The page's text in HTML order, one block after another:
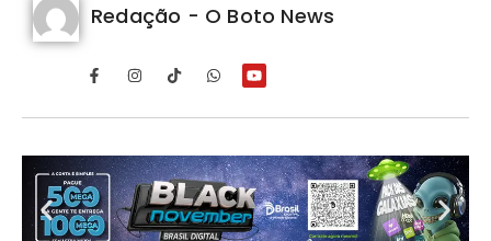
Redação - O Boto News